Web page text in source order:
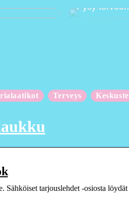
Pysy
Terveys
Sähköiset tarjouslehdet -osiosta